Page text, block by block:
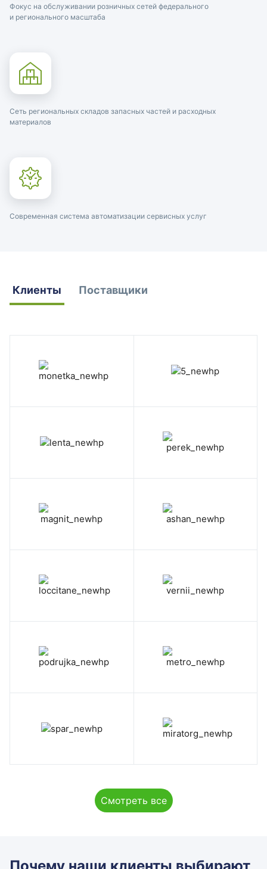
Фокус на обслуживании розничных сетей федерального
и регионального масштаба
Сеть региональных складов запасных частей и расходных
материалов
Современная система автоматизации сервисных услуг
Клиенты Поставщики
Смотреть все